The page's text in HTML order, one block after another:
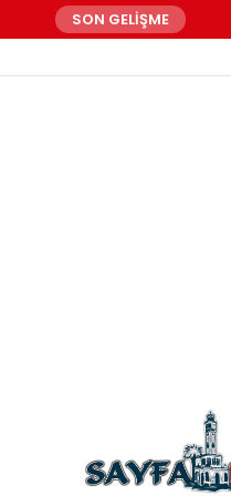
SON GELİŞME